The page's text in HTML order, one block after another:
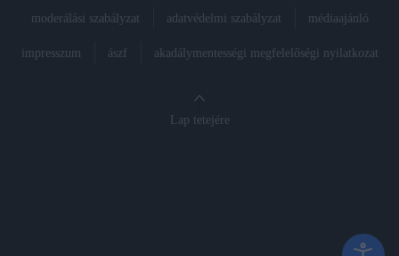
moderálási szabályzat adatvédelmi szabályzat médiaajánló
impresszum ászf akadálymentességi megfelelőségi nyilatkozat
Lap tetejére